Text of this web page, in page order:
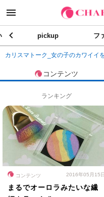
pickup フ
カリスマトーク_女の子のカワイイ
コンテンツ
ランキング
コンテンツ 2016年05月15日
まるでオーロラみたいな繊